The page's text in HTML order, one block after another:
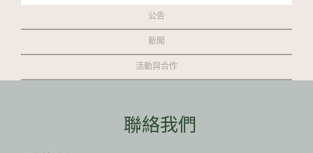
公告
新聞
活動與合作
聯絡我們